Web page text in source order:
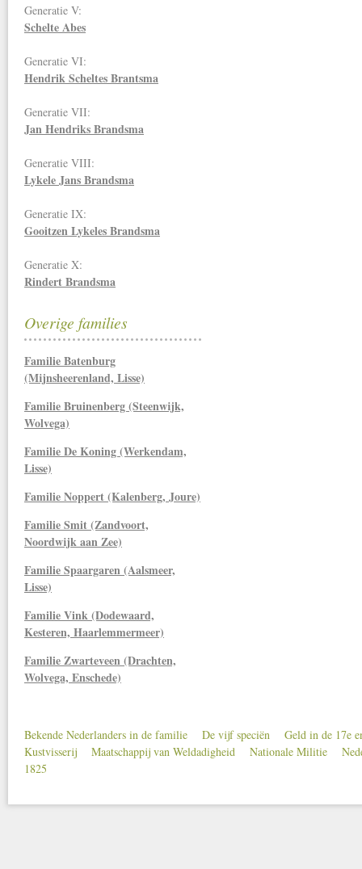
Generatie V:
Schelte Abes
Generatie VI:
Hendrik Scheltes Brantsma
Generatie VII:
Jan HendriksBrandsma
Generatie VIII:
Lykele Jans Brandsma
Generatie IX:
Gooitzen Lykeles Brandsma
Generatie X:
Rindert Brandsma
Overige families
Familie Batenburg
(Mijnsheerenland, Lisse)
Familie Bruinenberg (Steenwijk,
Wolvega)
Familie De Koning (Werkendam,
Lisse)
Familie Noppert (Kalenberg, Joure)
Familie Smit (Zandvoort,
Noordwijk aan Zee)
Familie Spaargaren (Aalsmeer,
Lisse)
Familie Vink (Dodewaard,
Kesteren, Haarlemmermeer)
Familie Zwarteveen (Drachten,
Wolvega, Enschede)
Secondary menu
Bekende Nederlanders in de familie De vijf speciën
Geld in de 17e
Kustvisserij
Maatschappij van Weldadigheid Nationale Militie
1825